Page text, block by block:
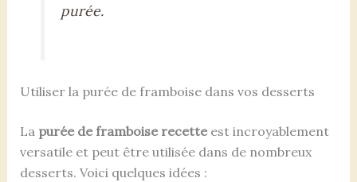
purée.
Utiliser la purée de framboise dans vos desserts
La purée de framboise recetteest incroyablement
versatile et peut être utilisée dans de nombreux
desserts. Voici quelques idées :